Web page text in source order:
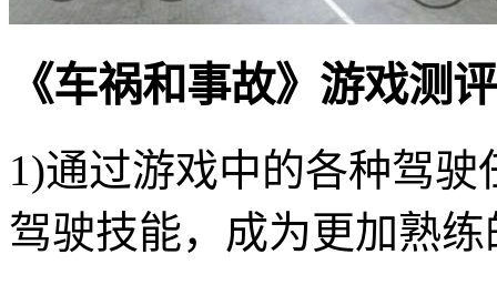
《车祸和事故》游戏测
1)通过游戏中的各种驾
驾驶技能，成为更加熟